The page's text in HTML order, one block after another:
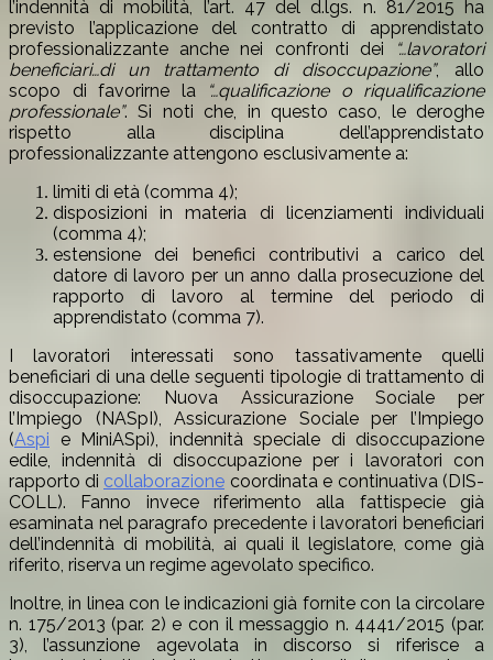
l’indennità di mobilità, l’art. 47 del d.lgs. n. 81/2015 ha
previsto l’applicazione del contratto di apprendistato
professionalizzante anche nei confronti dei
“…lavoratori
beneficiari…di un trattamento di disoccupazione”, allo
scopo di favorirne la
“…qualificazione o riqualificazione
professionale”. Si noti che, in questo caso, le deroghe
rispetto alla disciplina dell’apprendistato
professionalizzante attengono esclusivamente a:
limiti di età (comma 4);
disposizioni in materia di licenziamenti individuali
(comma 4);
estensione dei benefici contributivi a carico del
datore di lavoro per un anno dalla prosecuzione del
rapporto di lavoro al termine del periodo di
apprendistato (comma 7).
I lavoratori interessati sono tassativamente quelli
beneficiari di una delle seguenti tipologie di trattamento di
disoccupazione: Nuova Assicurazione Sociale per
l’Impiego (NASpI), Assicurazione Sociale per l’Impiego
(Aspi e MiniASpi), indennità speciale di disoccupazione
edile, indennità di disoccupazione per i lavoratori con
rapporto di collaborazione coordinata e continuativa (DIS-
COLL). Fanno invece riferimento alla fattispecie già
esaminata nel paragrafo precedente i lavoratori beneficiari
dell’indennità di mobilità, ai quali il legislatore, come già
riferito, riserva un regime agevolato specifico.
Inoltre, in linea con le indicazioni già fornite con la circolare
n. 175/2013 (par. 2) e con il messaggio n. 4441/2015 (par.
3), l’assunzione agevolata in discorso si riferisce a